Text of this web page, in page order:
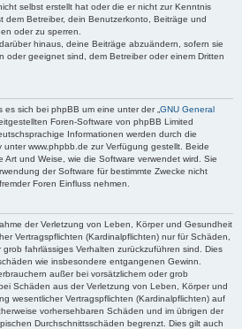
selbst erstellt hat oder die er nicht zur Kenntnis
dem Betreiber, dein Benutzerkonto, Beiträge und
oder zu sperren.
hinaus, deine Beiträge abzuändern, sofern sie
oder geeignet sind, dem Betreiber oder einem Dritten
sich bei phpBB um eine unter der „ GNU General
Foren-Software von phpBB Limited
Informationen werden durch die
unter www.phpbb.de zur Verfügung gestellt. Beide
und Weise, wie die Software verwendet wird. Sie
der Software für bestimmte Zwecke nicht
Foren Einfluss nehmen.
der Verletzung von Leben, Körper und Gesundheit
Vertragspflichten (Kardinalpflichten) nur für Schäden,
fahrlässiges Verhalten zurückzuführen sind. Dies
wie insbesondere entgangenen Gewinn.
außer bei vorsätzlichem oder grob
Schäden aus der Verletzung von Leben, Körper und
wesentlicher Vertragspflichten (Kardinalpflichten) auf
vorhersehbaren Schäden und im übrigen der
Durchschnittsschäden begrenzt. Dies gilt auch